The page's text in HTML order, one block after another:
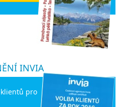
INVIA
pro